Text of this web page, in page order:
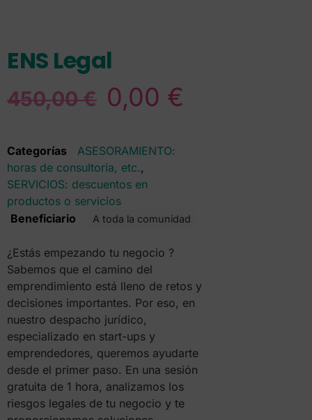
ENS Legal
450,00€ 0,00 €
Categorías
ASESORAMIENTO:
horas de consultoría, etc.,
SERVICIOS: descuentos en
productos o servicios
Beneficiario
A toda la comunidad
¿Estás empezando tu negocio ?
Sabemos que el camino del
emprendimiento está lleno de retos y
decisiones importantes. Por eso, en
nuestro despacho jurídico,
especializado en start-ups y
emprendedores, queremos ayudarte
desde el primer paso. En una sesión
gratuita de 1 hora, analizamos los
riesgos legales de tu negocio y te